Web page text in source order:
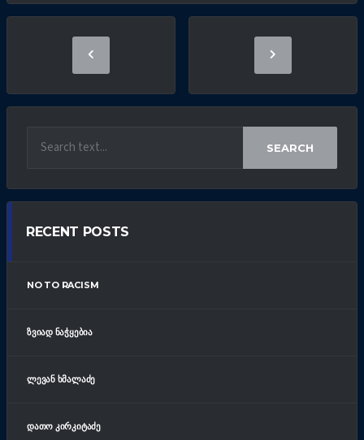
SEARCH
RECENT POSTS
NO TO RACISM
ᲖᲕᲘᲐᲓ ᲜᲐᲭᲧᲔᲑᲘᲐ
ᲚᲔᲕᲐᲜ ᲮᲛᲐᲚᲐᲫᲔ
ᲓᲐᲗᲝ ᲙᲘᲠᲙᲘᲢᲐᲫᲔ